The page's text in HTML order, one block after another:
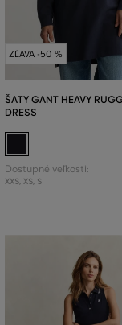
ZĽAVA -50 %
ŠATY GANT HEAVY
DRESS
Dostupné veľkosti:
XXS, XS, S